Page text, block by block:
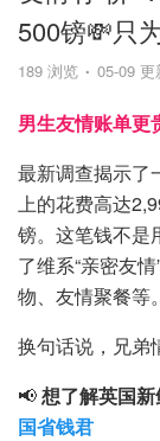
500镑💸只
189 浏览 05-09 更
男生友情账单更
最新调查揭示了
上的花费高达
镑。这笔钱不是
了维系“亲密友
物、友情聚餐等。
换句话说，兄弟
📢想了解英国
国省钱君